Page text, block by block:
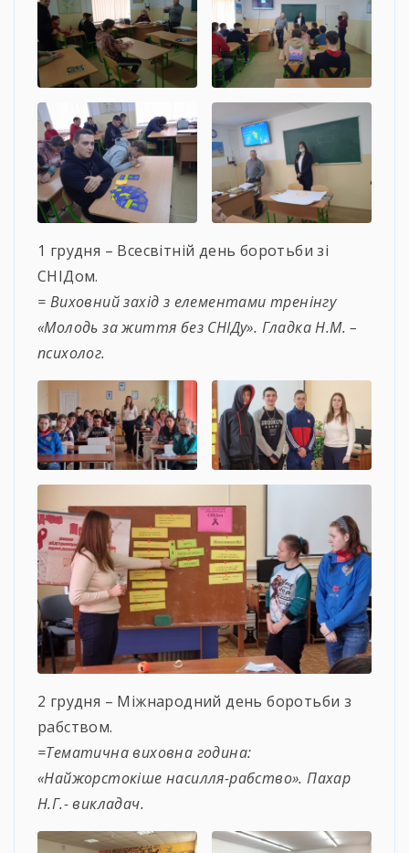
1 грудня – Всесвітній день боротьби зі
СНІДом.
= Виховний захід з елементами тренінгу
«Молодь за життя без СНІДу». Гладка Н.М. –
психолог.
2 грудня – Міжнародний день боротьби з
рабством.
=Тематична виховна година:
«Найжорстокіше насилля-рабство». Пахар
Н.Г.- викладач.